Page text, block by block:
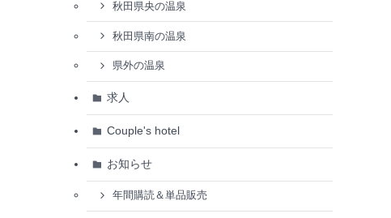
秋田県央の温泉
秋田県南の温泉
県外の温泉
求人
Couple's hotel
お知らせ
年間購読＆単品販売